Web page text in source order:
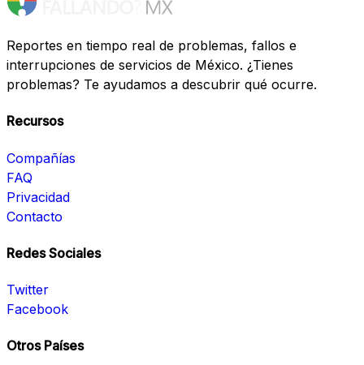
Reportes en tiempo real de problemas, fallos e
interrupciones de servicios de México. ¿Tienes
problemas? Te ayudamos a descubrir qué ocurre.
Recursos
Compañías
FAQ
Privacidad
Contacto
Redes Sociales
Twitter
Facebook
Otros Países